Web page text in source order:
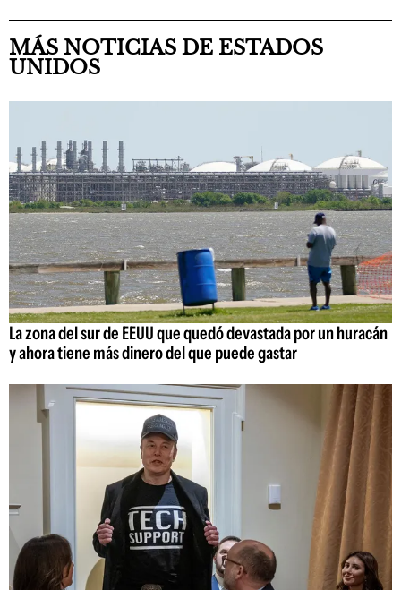
MÁS NOTICIAS DE ESTADOS
UNIDOS
La zona del sur de EEUU que quedó devastada por un huracán
y ahora tiene más dinero del que puede gastar